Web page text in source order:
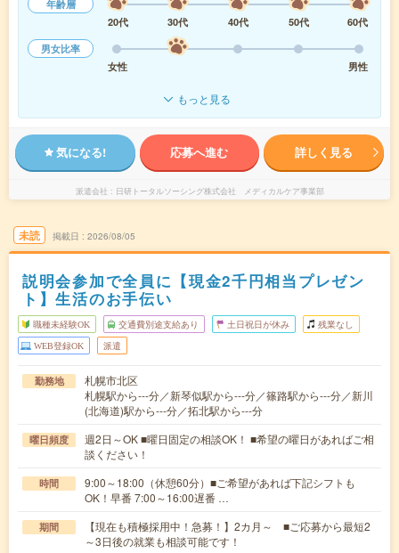
年齢層
20代
30代 40代 50代
60代
男女比率
女性
男性
もっと見る
気になる! 応募へ進む 詳しく見る
派遣会社 日研トータルソーシング株式会社 メディカルケア事業部
未読 掲載日 2026/08/05
説明会参加で全員に【現金2千円相当プレゼン
ト】生活のお手伝い
職種未経験OK 交通費別途支給あり 土日祝日が休み 残業なし
WEB登録OK 派遣
勤務地
札幌市北区
札幌駅から---分／新琴似駅から---分／篠路駅から---分／新川
(北海道)駅から---分／拓北駅から---分
曜日頻度
週2日～OK ■曜日固定の相談OK！ ■希望の曜日があればご相
談ください！
時間
9:00～18:00（休憩60分）■ご希望があれば下記シフトも
OK！早番 7:00～16:00遅番 …
期間
【現在も積極採用中！急募！】2カ月～ ■ご応募から最短2
～3日後の就業も相談可能です！